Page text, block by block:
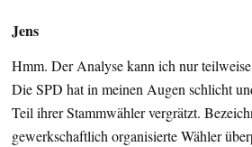
Jens
Hmm. Der Analyse kann ich nur
Die SPD hat in meinen Augen schlicht
Teil ihrer Stammwähler vergrätzt.
gewerkschaftlich organisierte Wähler